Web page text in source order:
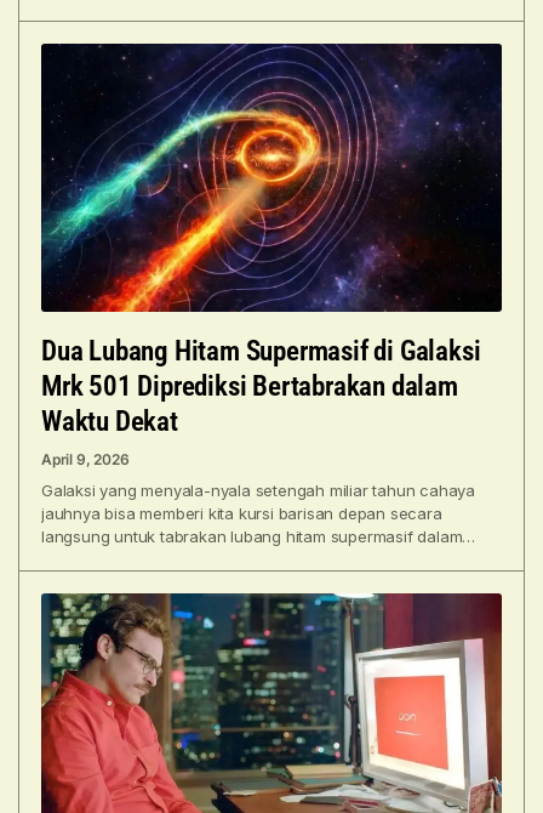
Dua Lubang Hitam Supermasif di Galaksi
Mrk 501 Diprediksi Bertabrakan dalam
Waktu Dekat
April 9, 2026
Galaksi yang menyala-nyala setengah miliar tahun cahaya
jauhnya bisa memberi kita kursi barisan depan secara
langsung untuk tabrakan lubang hitam supermasif dalam